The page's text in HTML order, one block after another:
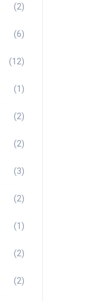
(2)
(6)
(12)
(1)
(2)
(2)
(3)
(2)
(1)
(2)
(2)